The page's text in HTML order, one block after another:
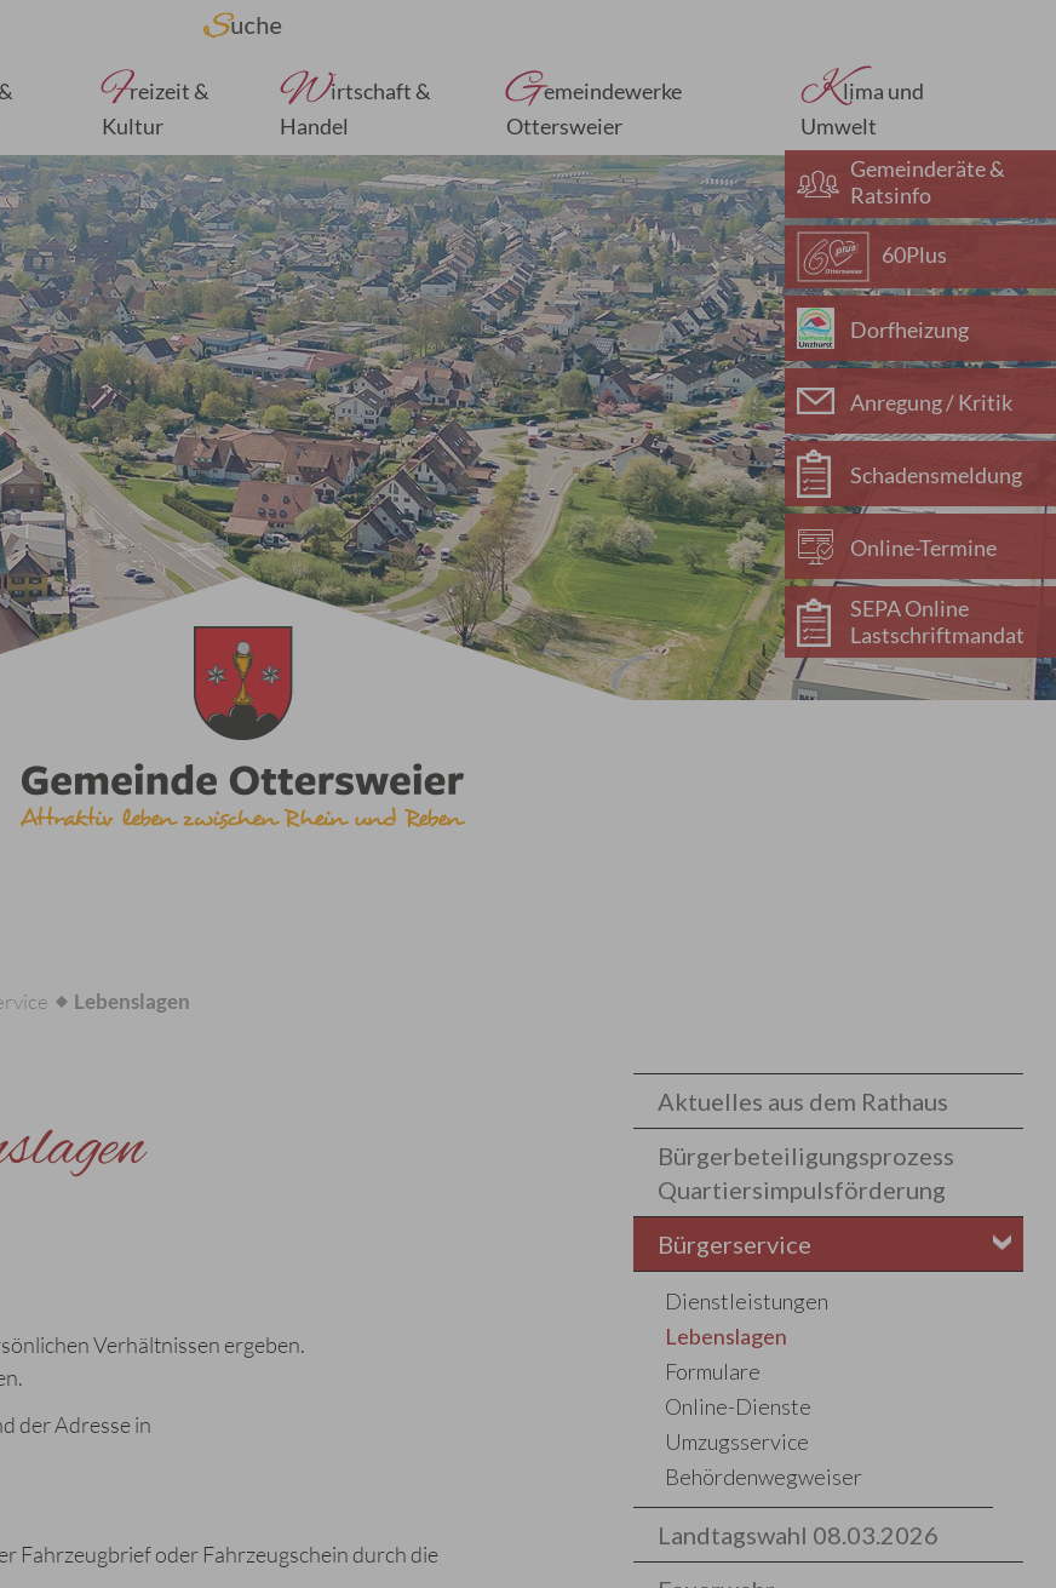
Freizeit &
Kultur
Wirtschaft &
Handel
Gemeindewerke
Ottersweier
Klima und
Umwelt
Gemeinderäte &
Ratsinfo
60Plus
Dorfheizung
Anregung / Kritik
Schadensmeldung
Online-Termine
SEPA Online
Lastschriftmandat
Lebenslagen
Verhältnissen ergeben.
der Adresse in
Fahrzeugbrief oder Fahrzeugschein durch die
Aktuelles aus dem Rathaus
Bürgerbeteiligungsprozess
Quartiersimpulsförderung
Bürgerservice
Dienstleistungen
Lebenslagen
Formulare
Online-Dienste
Umzugsservice
Behördenwegweiser
Landtagswahl 08.03.2026